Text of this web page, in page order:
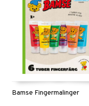
Bamse Fingermalinger